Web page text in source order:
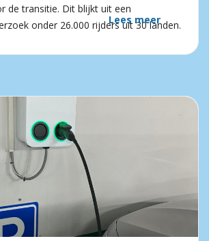
de transitie. Dit blijkt uit een
onder 26.000 rijders uit 30 landen.
Lees meer